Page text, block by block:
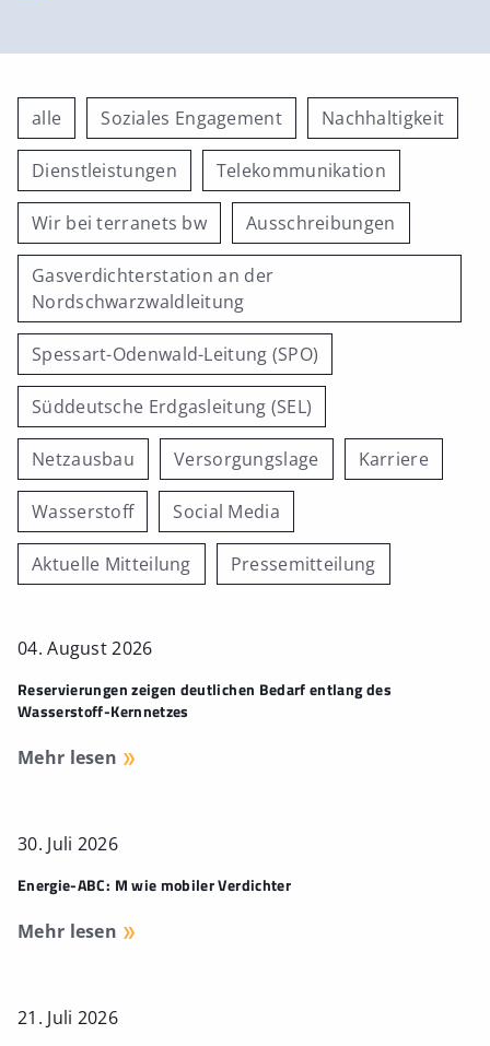
alle Soziales Engagement Nachhaltigkeit
Dienstleistungen Telekommunikation
Wir bei terranets bw Ausschreibungen
Gasverdichterstation an der
Nordschwarzwaldleitung
Spessart-Odenwald-Leitung (SPO)
Süddeutsche Erdgasleitung (SEL)
Netzausbau Versorgungslage Karriere
Wasserstoff Social Media
Aktuelle Mitteilung Pressemitteilung
04. August 2026
Reservierungen zeigen deutlichen Bedarf entlang des
Wasserstoff-Kernnetzes
Mehr lesen
30. Juli 2026
Energie-ABC: M wie mobiler Verdichter
Mehr lesen
21. Juli 2026